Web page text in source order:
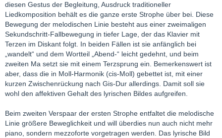
diesen Gestus der Begleitung, Ausdruck traditioneller
Liedkomposition behält es die ganze erste Strophe über bei. Diese
Bewegung der melodischen Linie besteht aus einer zweimaligen
Sekundschritt-Fallbewegung in tiefer Lage, der das Klavier mit
Terzen im Diskant folgt. In beiden Fällen ist sie anfänglich bei
„wandelt“ und dem Wortteil „Abend-“ leicht gedehnt, und beim
zweiten Ma setzt sie mit einem Terzsprung ein. Bemerkenswert ist
aber, dass die in Moll-Harmonik (cis-Moll) gebettet ist, mit einer
kurzen Zwischenrückung nach Gis-Dur allerdings. Damit soll sie
wohl den affektiven Gehalt des lyrischen Bildes aufgreifen.
Beim zweiten Verspaar der ersten Strophe entfaltet die melodische
Linie größere Beweglichkeit und will überdies nun auch nicht mehr
piano, sondern mezzoforte vorgetragen werden. Das lyrische Bild